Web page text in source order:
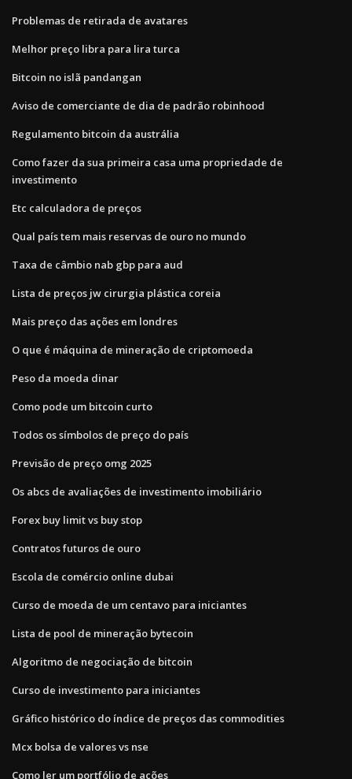
Problemas de retirada de avatares
Melhor preço libra para lira turca
Bitcoin no islã pandangan
Aviso de comerciante de dia de padrão robinhood
Regulamento bitcoin da austrália
Como fazer da sua primeira casa uma propriedade de
investimento
Etc calculadora de preços
Qual país tem mais reservas de ouro no mundo
Taxa de câmbio nab gbp para aud
Lista de preços jw cirurgia plástica coreia
Mais preço das ações em londres
O que é máquina de mineração de criptomoeda
Peso da moeda dinar
Como pode um bitcoin curto
Todos os símbolos de preço do país
Previsão de preço omg 2025
Os abcs de avaliações de investimento imobiliário
Forex buy limit vs buy stop
Contratos futuros de ouro
Escola de comércio online dubai
Curso de moeda de um centavo para iniciantes
Lista de pool de mineração bytecoin
Algoritmo de negociação de bitcoin
Curso de investimento para iniciantes
Gráfico histórico do índice de preços das commodities
Mcx bolsa de valores vs nse
Como ler um portfólio de ações